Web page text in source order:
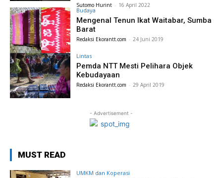
Sutomo Hurint - 16 April 2022
Budaya
Mengenal Tenun Ikat Waitabar, Sumba
Barat
Redaksi Ekorantt.com - 24 Juni 2019
Lintas
Pemda NTT Mesti Pelihara Objek
Kebudayaan
Redaksi Ekorantt.com - 29 April 2019
- Advertisement -
MUST READ
UMKM dan Koperasi